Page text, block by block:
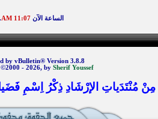
الساعة الآن11:07 AM
.
by vBulletin® Version 3.8.8
- 2026, by Sherif Youssef
مُنْتَدَياتِ الإرْشَادِ ذِكْرُ اِسْمِ